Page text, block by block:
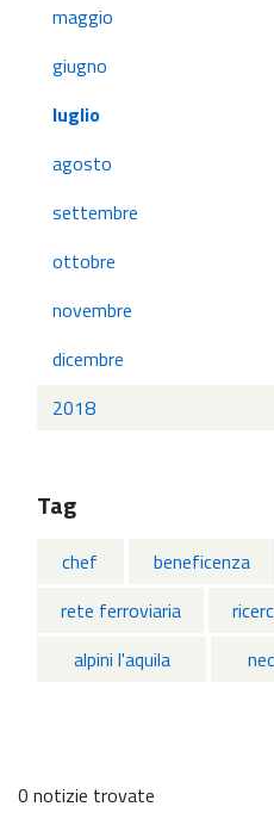
maggio
giugno
luglio
agosto
settembre
ottobre
novembre
dicembre
2018
Tag
chef beneficenza
rete ferroviaria
alpini l'aquila
0 notizie trovate